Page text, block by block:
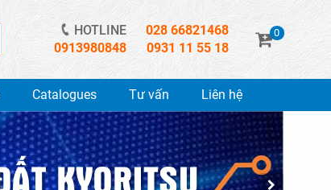
HOTLINE
028 66821468
0913980848
0931 11 55 18
0
Catalogues Tư vấn Liên hệ